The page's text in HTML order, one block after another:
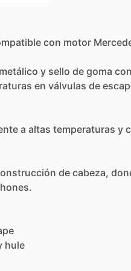
con motor
metálico y sello de goma con
en válvulas de
a altas temperaturas y
de cabeza,
hule